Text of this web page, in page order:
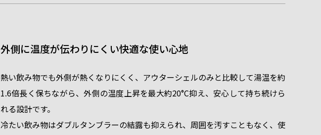
外側に温度が伝わりにくい快適な使い心地
熱い飲み物でも外側が熱くなりにくく、アウターシェルのみと比較して湯温を約
1.6倍長く保ちながら、外側の温度上昇を最大約20°C抑え、安心して持ち続けら
れる設計です。
冷たい飲み物はダブルタンブラーの結露も抑えられ、周囲を汚すこともなく、使